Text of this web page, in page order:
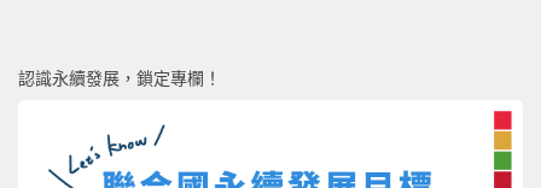
認識永續發展，鎖定專欄！